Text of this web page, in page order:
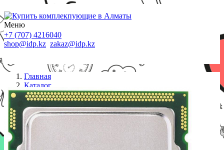
Меню
+7 (707) 4216040
shop@idp.kz zakaz@idp.kz
Главная
Каталог
Процессоры S-1155
Процессор Intel Core i3-3220 (3.30GHz), 3MB,
LGA1155, OEM, CM8063701137502